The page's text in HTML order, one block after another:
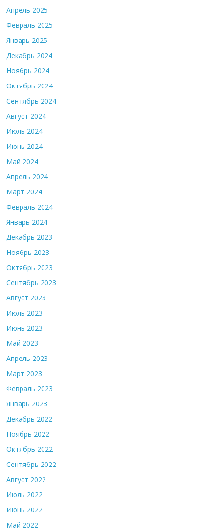
Апрель 2025
Февраль 2025
Январь 2025
Декабрь 2024
Ноябрь 2024
Октябрь 2024
Сентябрь 2024
Август 2024
Июль 2024
Июнь 2024
Май 2024
Апрель 2024
Март 2024
Февраль 2024
Январь 2024
Декабрь 2023
Ноябрь 2023
Октябрь 2023
Сентябрь 2023
Август 2023
Июль 2023
Июнь 2023
Май 2023
Апрель 2023
Март 2023
Февраль 2023
Январь 2023
Декабрь 2022
Ноябрь 2022
Октябрь 2022
Сентябрь 2022
Август 2022
Июль 2022
Июнь 2022
Май 2022